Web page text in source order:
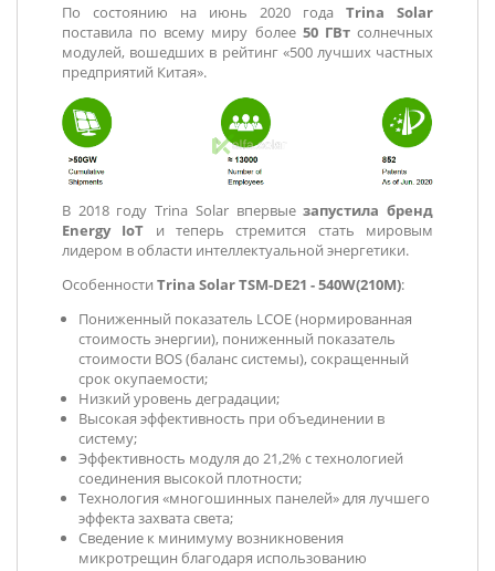
По состоянию на июнь 2020 года Trina Solar
поставила по всему миру более 50 ГВтсолнечных
модулей, вошедших в рейтинг «500 лучших частных
предприятий Китая».
В 2018 году Trina Solar впервыезапустила бренд
Energy IoT и теперь стремится стать мировым
лидером в области интеллектуальной энергетики.
Особенности Trina Solar TSM-DE21 - 540W(210M):
Пониженный показатель LCOE (нормированная
стоимость энергии), пониженный показатель
стоимости BOS (баланс системы), сокращенный
срок окупаемости;
Низкий уровень деградации;
Высокая эффективность при объединении в
систему;
Эффективность модуля до 21,2% с технологией
соединения высокой плотности;
Технология «многошинных панелей» для лучшего
эффекта захвата света;
Сведение к минимуму возникновения
микротрещин благодаря использованию